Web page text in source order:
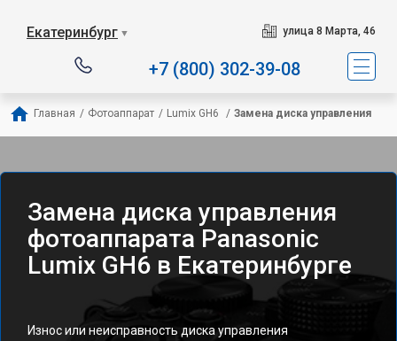
Екатеринбург ▼ улица 8 Марта, 46
+7 (800) 302-39-08
Главная / Фотоаппарат / Lumix GH6 / Замена диска управления
Замена диска управления
фотоаппарата Panasonic
Lumix GH6 в Екатеринбурге
Износ или неисправность диска управления